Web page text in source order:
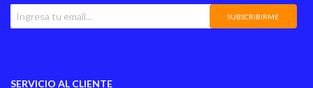
SUBSCRIBIRME
SERVICIO AL CLIENTE